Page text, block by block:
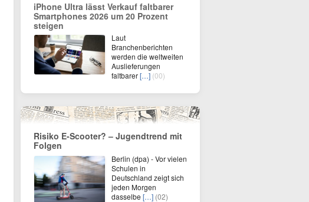
iPhone Ultra lässt Verkauf faltbarer
Smartphones 2026 um 20 Prozent
steigen
Laut
Branchenberichten
werden die weltweiten
Auslieferungen
faltbarer[…] (00)
Risiko E-Scooter? – Jugendtrend mit
Folgen
Berlin (dpa) - Vor vielen
Schulen in
Deutschland zeigt sich
jeden Morgen
dasselbe […] (02)